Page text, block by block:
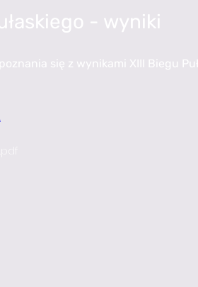
- wyniki
się z wynikami XIII Biegu